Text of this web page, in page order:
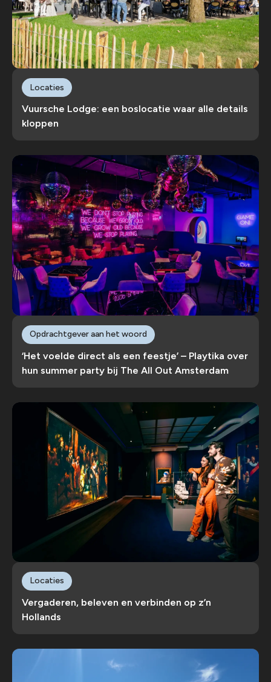
Vuursche Lodge: een boslocatie waar alle details
kloppen
Locaties
‘Het voelde direct als een feestje’ – Playtika over
hun summer party bij The All Out Amsterdam
Opdrachtgever aan het woord
Vergaderen, beleven en verbinden op z’n
Hollands
Locaties